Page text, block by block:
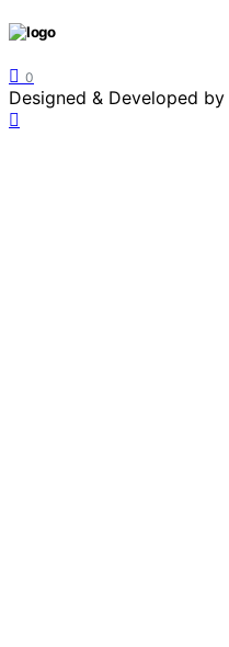
0
Designed & Developed by